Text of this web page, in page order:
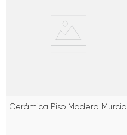
Cerámica Piso Madera Murcia